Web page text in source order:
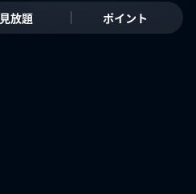
見放題 ポイント